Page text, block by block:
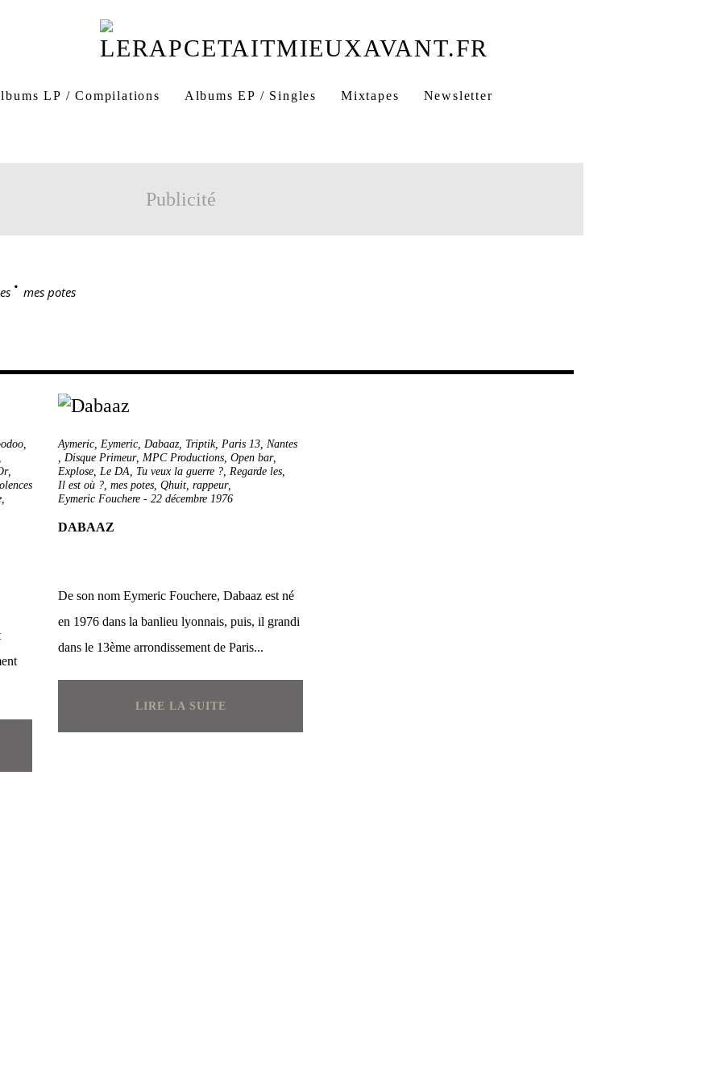
LP / Compilations Albums EP / Singles Mixtapes Newsletter
Publicité
> mes potes
,
,
,
Aymeric, Eymeric, Dabaaz, Triptik, Paris 13, Nantes
, Disque Primeur, MPC Productions, Open bar,
Explose, Le DA, Tu veux la guerre ?, Regarde les,
Il est où ?, mes potes, Qhuit, rappeur,
Eymeric Fouchere - 22 décembre 1976
DABAAZ
De son nom Eymeric Fouchere, Dabaaz est né
en 1976 dans la banlieu lyonnais, puis, il grandi
dans le 13ème arrondissement de Paris...
LIRE LA SUITE